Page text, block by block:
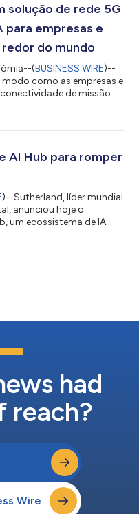
projetada para ajudar a
solução de rede 5G
para empresas e
do mundo
(BUSINESS WIRE)--
como as empresas e
de missão
por IA, em cooperação
oferta completa
AI Hub para romper
)--Sutherland, líder mundial
anunciou hoje o
um ecossistema de IA
ou ferramentas
de demonstração, a
fluxos de trabalh...
had
reach?
Wire